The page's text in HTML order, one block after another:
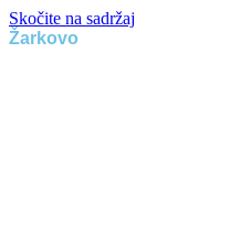
Skočite na sadržaj
Žarkovo